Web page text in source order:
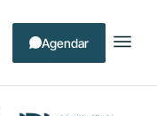
Agendar